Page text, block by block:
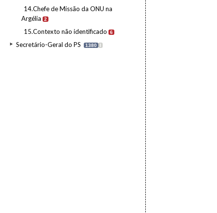
14.Chefe de Missão da ONU na
Argélia
2
15.Contexto não identificado 6
Secretário-Geral do PS 1380 I